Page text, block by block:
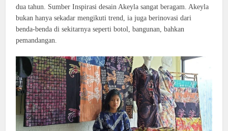
dua tahun. Sumber Inspirasi desain Akeyla sangat beragam. Akeyla
bukan hanya sekadar mengikuti trend, ia juga berinovasi dari
benda-benda di sekitarnya seperti botol, bangunan, bahkan
pemandangan.